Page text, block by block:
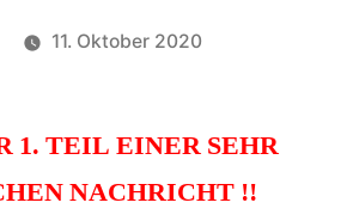
11. Oktober 2020
1. TEIL EINER SEHR
NACHRICHT !!